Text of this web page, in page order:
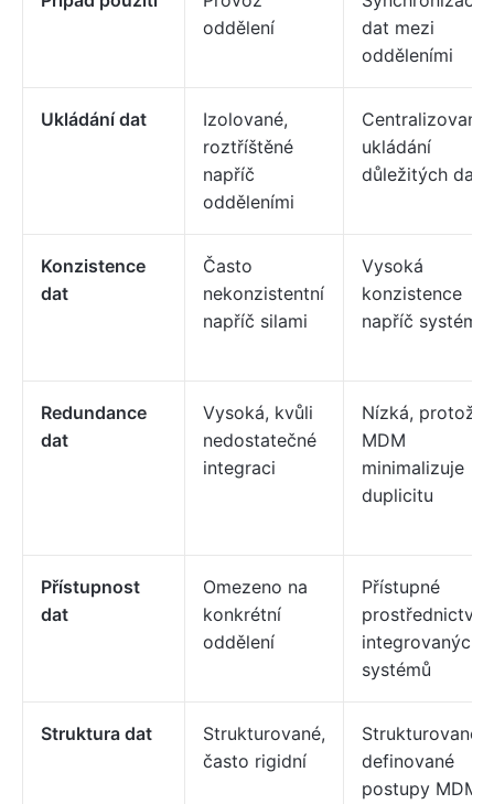
oddělení
dat mezi
odděleními
Ukládání dat
Izolované,
roztříštěné
napříč
odděleními
Centralizované
ukládání
důležitých dat
Konzistence
dat
Často
nekonzistentní
napříč silami
Vysoká
konzistence
napříč systémy
Redundance
dat
Vysoká, kvůli
nedostatečné
integraci
Nízká, protože
MDM
minimalizuje
duplicitu
Přístupnost
dat
Omezeno na
konkrétní
oddělení
Přístupné
prostřednictvím
integrovaných
systémů
Struktura dat
Strukturované,
často rigidní
Strukturované,
definované
postupy MDM